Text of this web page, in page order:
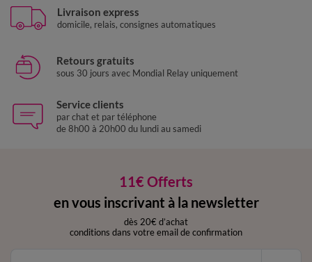
Livraison express
domicile, relais, consignes automatiques
Retours gratuits
sous 30 jours avec Mondial Relay uniquement
Service clients
par chat et par téléphone
de 8h00 à 20h00 du lundi au samedi
11€ Offerts
en vous inscrivant à la newsletter
dès 20€ d’achat
conditions dans votre email de confirmation